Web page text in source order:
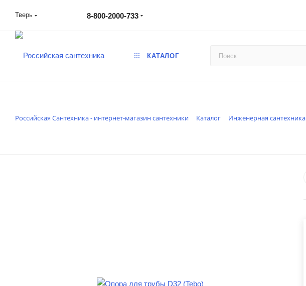
Тверь 8-800-2000-733
КАТАЛОГ
Российская Сантехника - интернет-магазин сантехники Каталог Инженерная сантехника